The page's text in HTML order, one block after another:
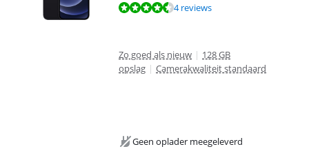
Beoordeling is 9,1 van de 10, gebaseerd op 4 reviews.
4 reviews
Zo goed als nieuw | 128 GB
opslag | Camerakwaliteit standaard
Geen oplader meegeleverd